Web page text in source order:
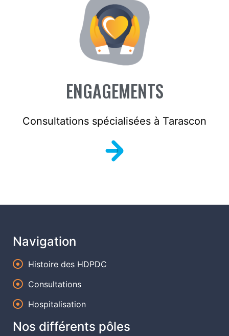
ENGAGEMENTS
Consultations spécialisées à Tarascon
Navigation
Histoire des HDPDC
Consultations
Hospitalisation
Nos différents pôles